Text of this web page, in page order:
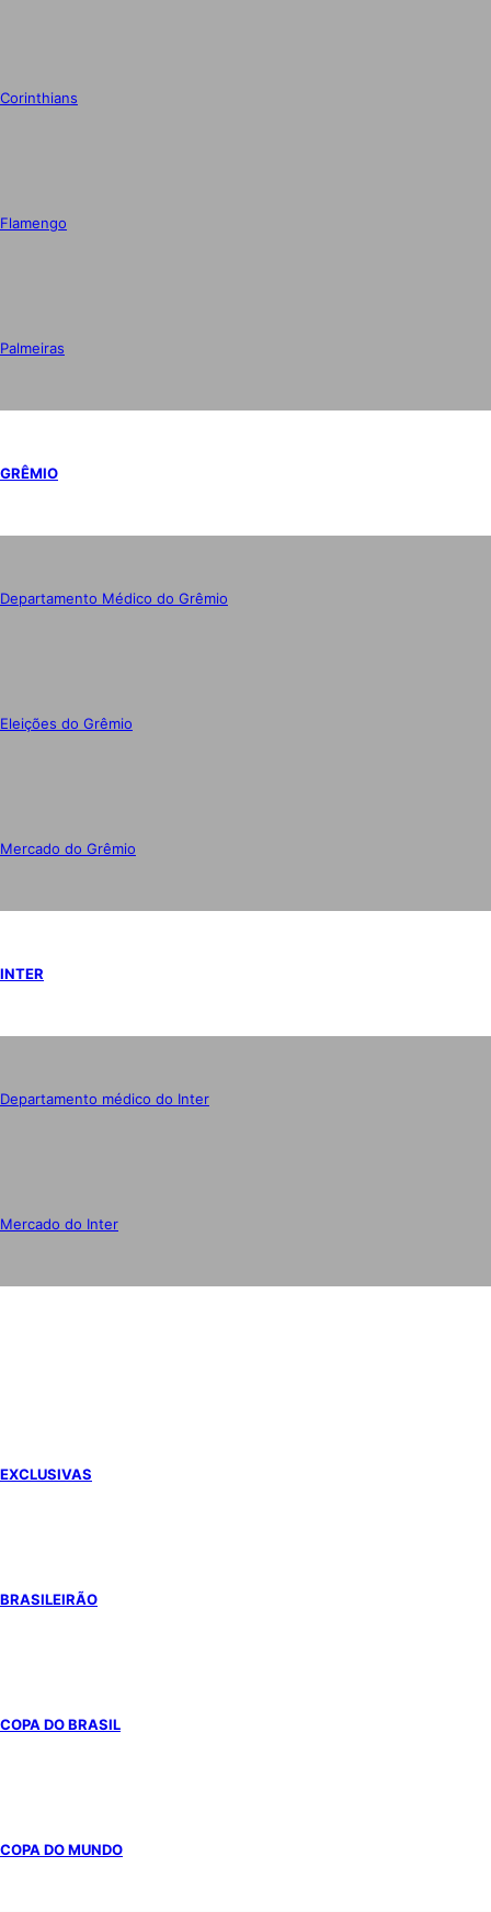
Corinthians
Flamengo
Palmeiras
GRÊMIO
Departamento Médico do Grêmio
Eleições do Grêmio
Mercado do Grêmio
INTER
Departamento médico do Inter
Mercado do Inter
EXCLUSIVAS
BRASILEIRÃO
COPA DO BRASIL
COPA DO MUNDO